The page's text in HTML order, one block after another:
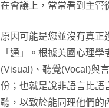
在會議上，常常看到主管
原因可能是您並沒有真正
「通」。根據美國心理
(Visual)、聽覺(Vocal)與
份；也就是說非語言比語
聽，以致於能同理他們的